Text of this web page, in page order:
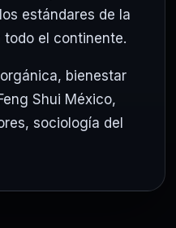
estándares de la
todo el continente.
, bienestar
Shui México,
, sociología del